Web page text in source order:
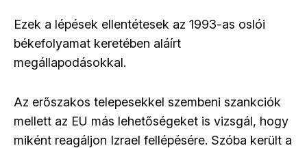
Ezek a lépések ellentétesek az 1993-as oslói
békefolyamat keretében aláírt
megállapodásokkal.
Az erőszakos telepesekkel szembeni szankciók
mellett az EU más lehetőségeket is vizsgál, hogy
miként reagáljon Izrael fellépésére. Szóba került a